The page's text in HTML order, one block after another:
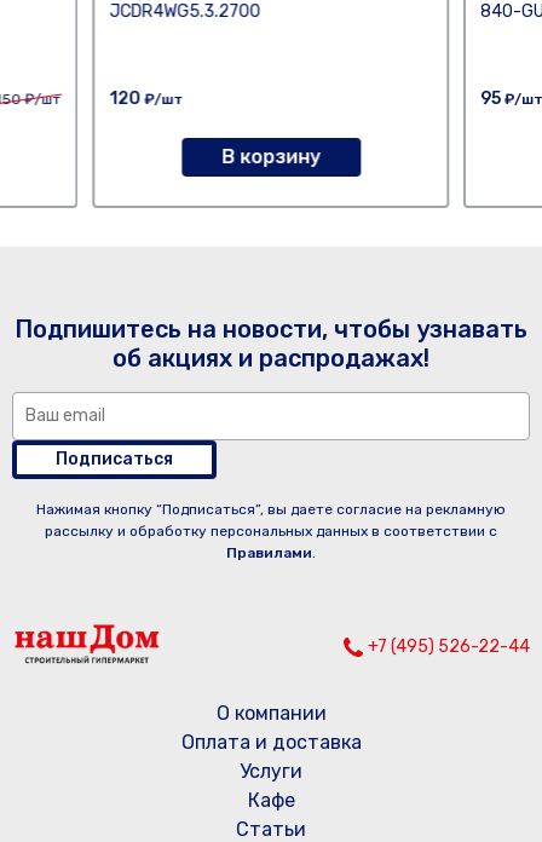
₽/шт
JCDR4WG5.3.2700
120 ₽/шт
В корзину
840-
95 ₽/
Подпишитесь на новости, чтобы узнавать
об акциях и распродажах!
Подписаться
Нажимая кнопку “Подписаться”, вы даете согласие на рекламную
рассылку и обработку персональных данных в соответствии с
Правилами.
+7 (495) 526-22-44
О компании
Оплата и доставка
Услуги
Кафе
Статьи